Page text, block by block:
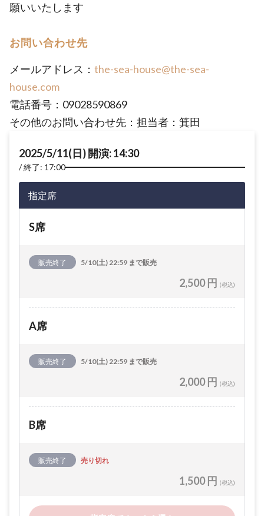
願いいたします
お問い合わせ先
メールアドレス： the-sea-house@the-sea-
house.com
電話番号：09028590869
その他のお問い合わせ先：担当者：箕田
2025/5/11(日) 開演: 14:30
終了: 17:00
指定席
S席
販売終了 5/10(土) 22:59 まで販売
2,500 円 (税込)
A席
販売終了 5/10(土) 22:59 まで販売
2,000 円 (税込)
B席
販売終了 売り切れ
1,500 円 (税込)